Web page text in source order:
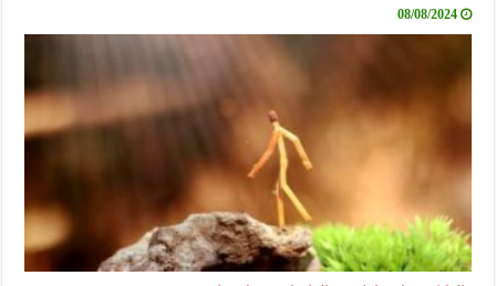
08/08/2024